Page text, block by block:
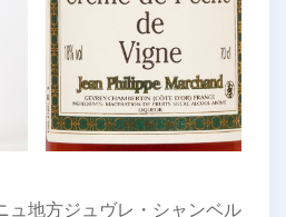
ュ地方ジュヴレ・シャンベル